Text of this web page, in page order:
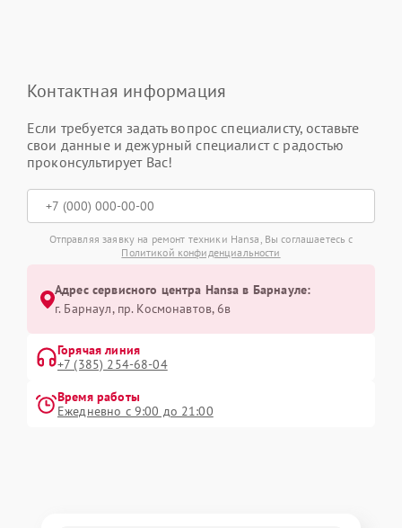
Контактная информация
Если требуется задать вопрос специалисту, оставьте
свои данные и дежурный специалист с радостью
проконсультирует Вас!
Отправляя заявку на ремонт техники Hansa, Вы соглашаетесь с
Политикой конфиденциальности
Адрес сервисного центра Hansa в Барнауле:
г. Барнаул, ​пр. Космонавтов, 6в
Горячая линия
+7 (385) 254-68-04
Время работы
Ежедневно с 9:00 до 21:00